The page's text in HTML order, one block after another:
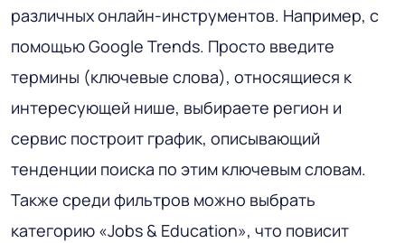
различных онлайн-инструментов. Например, с
помощью Google Trends. Просто введите
термины (ключевые слова), относящиеся к
интересующей нише, выбираете регион и
сервис построит график, описывающий
тенденции поиска по этим ключевым словам.
Также среди фильтров можно выбрать
категорию «Jobs & Education», что повисит